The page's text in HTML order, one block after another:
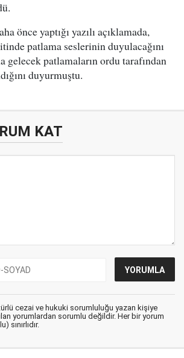
önce yaptığı yazılı açıklamada,
patlama seslerinin duyulacağını
gelecek patlamaların ordu tarafından
duyurmuştu.
KAT
türlü cezai ve hukuki sorumluluğu yazan kişiye
yorumlardan sorumlu değildir. Her bir yorum
sınırlıdır.